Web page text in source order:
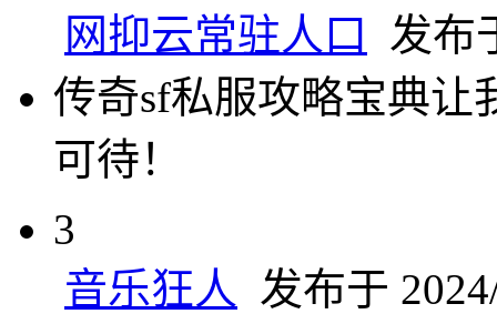
网抑云常驻人口
发布
传奇sf私服攻略宝典让
可待！
3
音乐狂人 发布于